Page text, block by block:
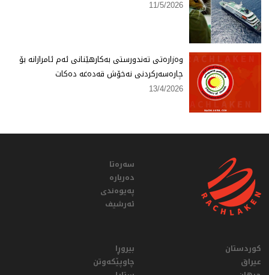
11/5/2026
وەزارەتی تەندورستی بەكارهێنانی ئەم ئامرازانە بۆ
چارەسەركردنی نەخۆش قەدەغە دەكات
13/4/2026
سەرەتا
دەربارە
پەیوەندی
ئەرشیف
کوردستان
عيراق
بیروڕا
چاوپێکەوتن